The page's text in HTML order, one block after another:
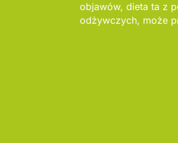
objawów, dieta ta z
odżywczych, może